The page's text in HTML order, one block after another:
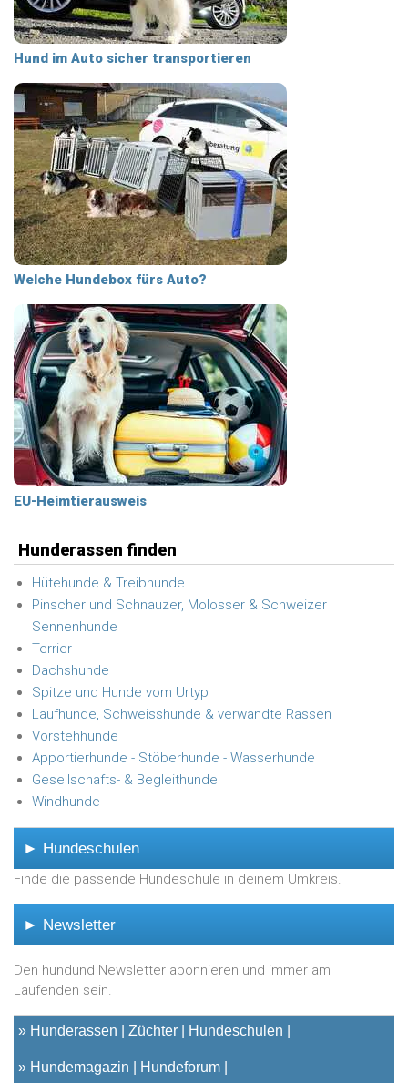
Hund im Auto sicher transportieren
Welche Hundebox fürs Auto?
EU-Heimtierausweis
Hunderassen finden
Hütehunde & Treibhunde
Pinscher und Schnauzer, Molosser & Schweizer
Sennenhunde
Terrier
Dachshunde
Spitze und Hunde vom Urtyp
Laufhunde, Schweisshunde & verwandte Rassen
Vorstehhunde
Apportierhunde - Stöberhunde - Wasserhunde
Gesellschafts- & Begleithunde
Windhunde
► Hundeschulen
Finde die passende Hundeschule in deinem Umkreis.
► Newsletter
Den hundund Newsletter abonnieren und immer am
Laufenden sein.
» Hunderassen Züchter Hundeschulen
» Hundemagazin Hundeforum